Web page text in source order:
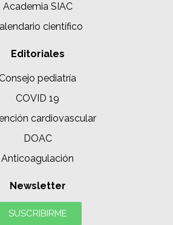
Academia SIAC
científico
Editoriales
pediatría
COVID 19
cardiovascular
DOAC
Anticoagulación
Newsletter
SUSCRIBIRME